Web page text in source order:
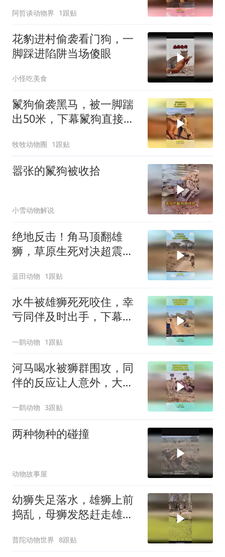
阿哲谈动物界 1跟贴
花豹进村偷袭看门狗，一
脚踩进陷阱当场傻眼
小怪吃美食
鬣狗偷袭黑马，被一脚踹
出50米，下幕鬣狗直接懵
牧牧动物圈 1跟贴
嚣张的鬣狗被收拾
小雪动物解说
绝地反击！角马顶翻雄
狮，草原生死对决超震
蓝田动物 1跟贴
水牛被雄狮死死咬住，幸
亏同伴及时出手，下幕雄
一鹞动物 1跟贴
河马喝水被狮群围攻，同
伴的反应让人意外，大自
一鹞动物 3跟贴
两种物种的碰撞
动物故事屋
幼狮失足落水，雄狮上前
捣乱，母狮发怒赶走雄狮
普陀动物世界 8跟贴